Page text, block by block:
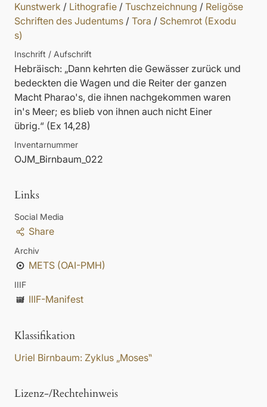
Kunstwerk / Lithografie / Tuschzeichnung / Religöse
Schriften des Judentums / Tora / Schemrot (Exodu
s)
Inschrift / Aufschrift
Hebräisch: „Dann kehrten die Gewässer zurück und
bedeckten die Wagen und die Reiter der ganzen
Macht Pharao's, die ihnen nachgekommen waren
in's Meer; es blieb von ihnen auch nicht Einer
übrig.“ (Ex 14,28)
Inventarnummer
OJM_Birnbaum_022
Links
Social Media
Share
Archiv
METS (OAI-PMH)
IIIF
IIIF-Manifest
Klassifikation
Uriel Birnbaum: Zyklus „Moses‟
Lizenz-/Rechtehinweis